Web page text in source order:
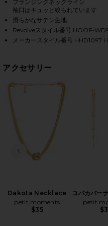
X REVOLVE
X REVOLVE
X REVOLVE
プランジングネックライン
袖口はキュッと絞られています
滑らかなサテン生地
Revolveスタイル番号 HOOF-
メーカースタイル番号 HHD1097
アクセサリー
前のスライド
Dakota Necklace
petit moments
$35
コパカバー
petit